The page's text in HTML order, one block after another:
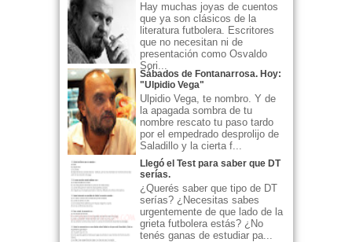
Hay muchas joyas de cuentos
que ya son clásicos de la
literatura futbolera. Escritores
que no necesitan ni de
presentación como Osvaldo
Sori...
Sábados de Fontanarrosa. Hoy:
"Ulpidio Vega"
Ulpidio Vega, te nombro. Y de
la apagada sombra de tu
nombre rescato tu paso tardo
por el empedrado desprolijo de
Saladillo y la cierta f...
Llegó el Test para saber que DT
serías.
¿Querés saber que tipo de DT
serías? ¿Necesitas sabes
urgentemente de que lado de la
grieta futbolera estás? ¿No
tenés ganas de estudiar pa...